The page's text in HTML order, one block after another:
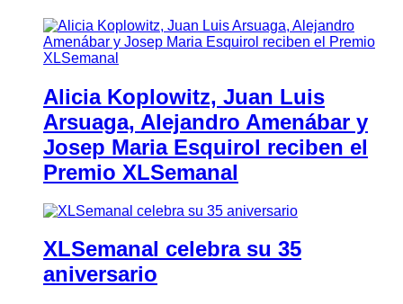
Alicia Koplowitz, Juan Luis
Arsuaga, Alejandro Amenábar y
Josep Maria Esquirol reciben el
Premio XLSemanal
XLSemanal celebra su 35
aniversario